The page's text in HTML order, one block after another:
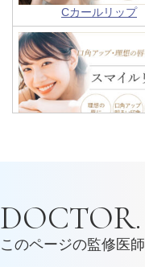
Cカールリップ
DOCTOR.
このページの監修医師